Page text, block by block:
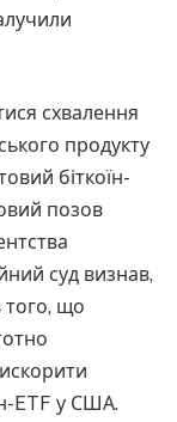
схвалення
продукту
біткоїн-
позов
суд визнав,
того, що
ETF у США.